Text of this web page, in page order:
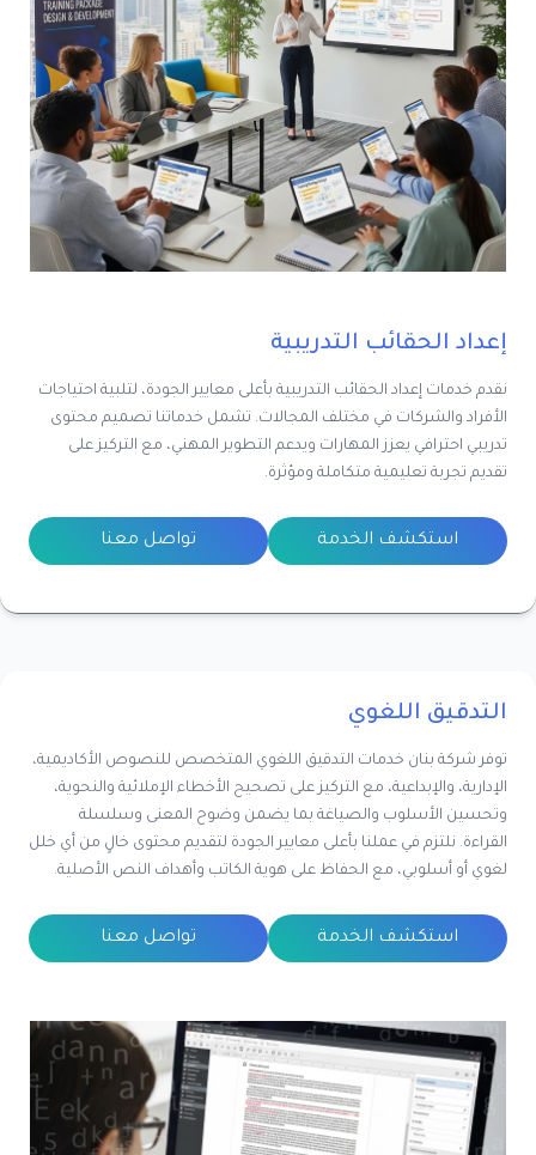
إعداد الحقائب التدريبية
نقدم خدمات إعداد الحقائب التدريبية بأعلى معايير الجودة، لتلبية احتياجات
الأفراد والشركات في مختلف المجالات. تشمل خدماتنا تصميم محتوى
تدريبي احترافي يعزز المهارات ويدعم التطوير المهني، مع التركيز على
تقديم تجربة تعليمية متكاملة ومؤثرة.
استكشف الخدمة تواصل معنا
التدقيق اللغوي
توفر شركة بنان خدمات التدقيق اللغوي المتخصص للنصوص الأكاديمية،
الإدارية، والإبداعية، مع التركيز على تصحيح الأخطاء الإملائية والنحوية،
وتحسين الأسلوب والصياغة بما يضمن وضوح المعنى وسلسلة
القراءة. نلتزم في عملنا بأعلى معايير الجودة لتقديم محتوى خالٍ من أي خلل
لغوي أو أسلوبي، مع الحفاظ على هوية الكاتب وأهداف النص الأصلية.
استكشف الخدمة تواصل معنا